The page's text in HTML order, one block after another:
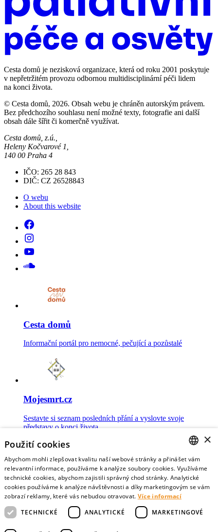
Cesta domů je nezisková organizace, která od roku 2001 poskytuje
v nepřetržitém provozu odbornou multidisciplinární péči lidem
na konci života.
© Cesta domů, 2026. Obsah webu je chráněn autorským právem.
Bez předchozího souhlasu není možné texty, fotografie ani další
obsah dále šířit či komerčně využívat.
Cesta domů, z.ú.,
Heleny Kočvarové 1,
140 00 Praha 4
IČO: 265 28 843
DIČ: CZ 26528843
O webu
About this website
Cesta domů
Informační portál pro nemocné, pečující a pozůstalé
Mojesmrt.cz
Sestavte si seznam posledních přání a vyslovte svoje
představy o konci života
Data o umírání
Nejnovější data o postojích veřejnosti a zdravotníků k umírání
CZECH
ENGLISH
×
Použití cookies
Abychom mohli zlepšovat kvalitu naší webové stránky a přinášet vám
relevantní informace, používáme k analýze soubory cookies. Využíváme
technické cookies, abychom zajistili správný chod stránky. Analytické
cookies používáme k analýze návštěvnosti a díky marketingovým se vám
zobrazí reklamy, které vás nebudou otravovat. Více informací
TECHNICKÉ
ANALYTICKÉ MARKETINGOVÉ